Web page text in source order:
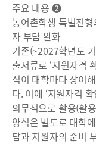
주요 내용 ❷
농어촌학생 특별전
자 부담 완화
기존(~2027학년도
출서류로 ‘지원자격
식이 대학마다 상이
다. 이에 ‘지원자격
의무적으로 활용(활
양식은 별도로 대학
담과 지원자의 준비